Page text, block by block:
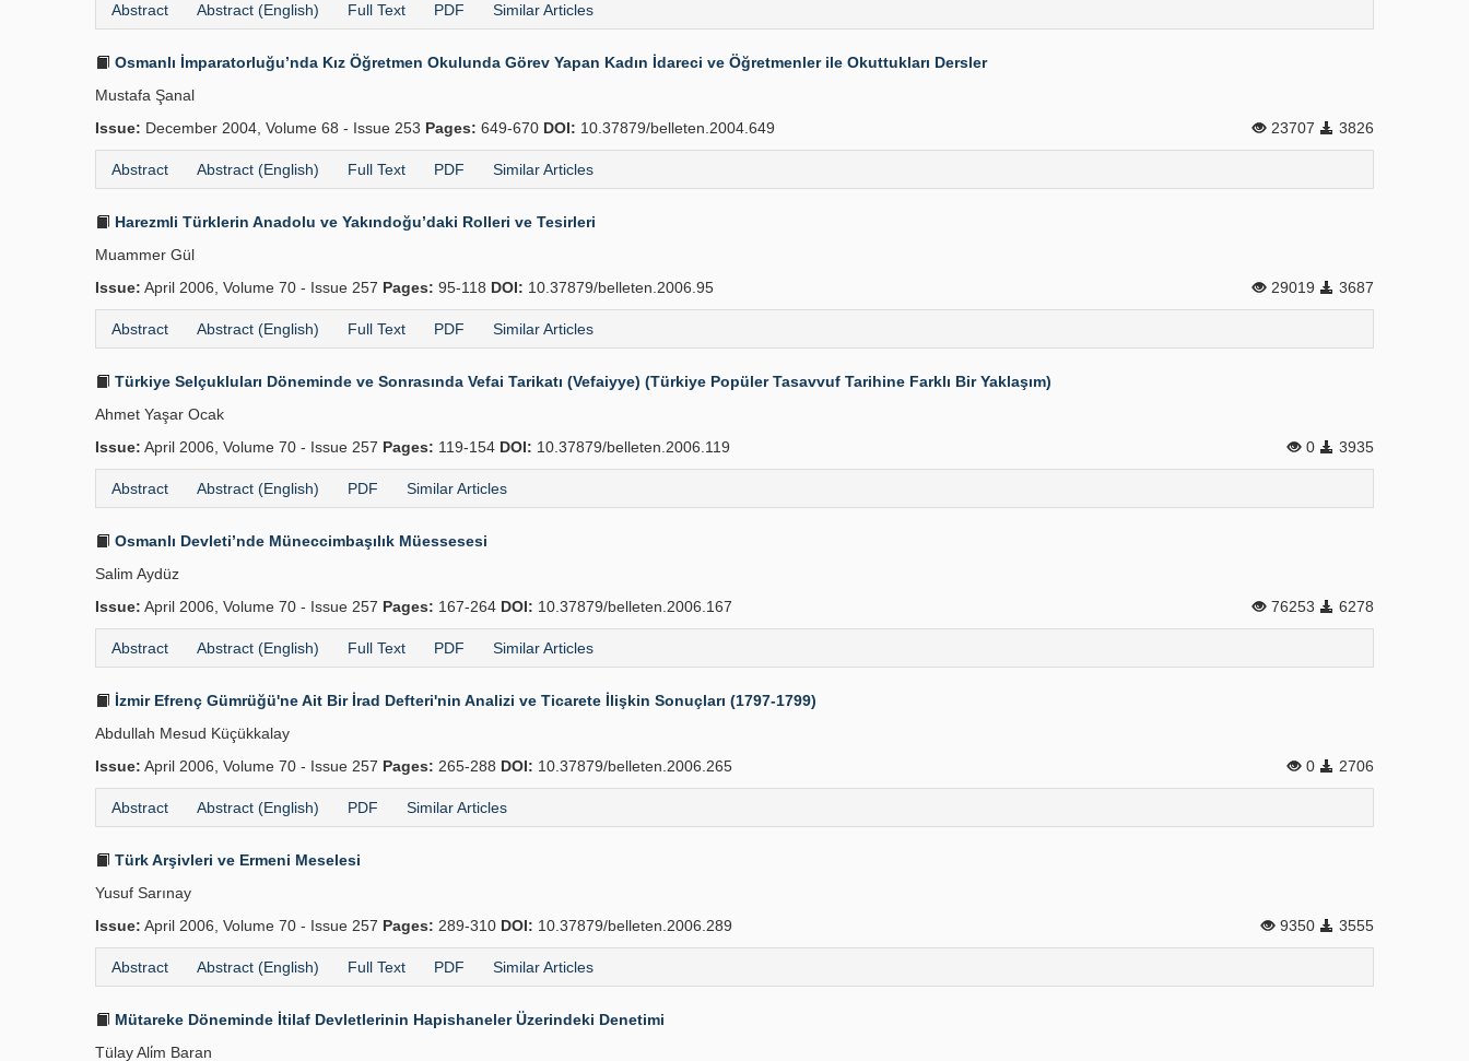
Abstract Abstract (English) Full Text PDF Similar Articles
Osmanlı İmparatorluğu’nda Kız Öğretmen Okulunda Görev Yapan Kadın İdareci ve Öğretmenler ile Okuttukları Dersler
Mustafa Şanal
Issue: December 2004, Volume 68 - Issue 253 Pages: 649-670 DOI: 10.37879/belleten.2004.649 23707 3826
Abstract Abstract (English) Full Text PDF Similar Articles
Harezmli Türklerin Anadolu ve Yakındoğu’daki Rolleri ve Tesirleri
Muammer Gül
Issue: April 2006, Volume 70 - Issue 257 Pages: 95-118 DOI: 10.37879/belleten.2006.95 29019 3687
Abstract Abstract (English) Full Text PDF Similar Articles
Türkiye Selçukluları Döneminde ve Sonrasında Vefai Tarikatı (Vefaiyye) (Türkiye Popüler Tasavvuf Tarihine Farklı Bir Yaklaşım)
Ahmet Yaşar Ocak
Issue: April 2006, Volume 70 - Issue 257 Pages: 119-154 DOI: 10.37879/belleten.2006.119 0 3935
Abstract Abstract (English) PDF Similar Articles
Osmanlı Devleti’nde Müneccimbaşılık Müessesesi
Salim Aydüz
Issue: April 2006, Volume 70 - Issue 257 Pages: 167-264 DOI: 10.37879/belleten.2006.167 76253 6278
Abstract Abstract (English) Full Text PDF Similar Articles
İzmir Efrenç Gümrüğü'ne Ait Bir İrad Defteri'nin Analizi ve Ticarete İlişkin Sonuçları (1797-1799)
Abdullah Mesud Küçükkalay
Issue: April 2006, Volume 70 - Issue 257 Pages: 265-288 DOI: 10.37879/belleten.2006.265 0 2706
Abstract Abstract (English) PDF Similar Articles
Türk Arşivleri ve Ermeni Meselesi
Yusuf Sarınay
Issue: April 2006, Volume 70 - Issue 257 Pages: 289-310 DOI: 10.37879/belleten.2006.289 9350 3555
Abstract Abstract (English) Full Text PDF Similar Articles
Mütareke Döneminde İtilaf Devletlerinin Hapishaneler Üzerindeki Denetimi
Tülay Ali̇m Baran